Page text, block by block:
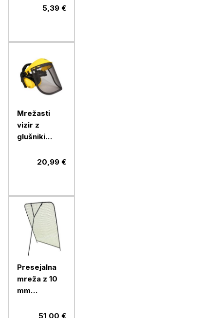
5,39 €
Mrežasti
vizir z
glušniki
20,99 €
Presejalna
mreža z 10
mm
51,00 €